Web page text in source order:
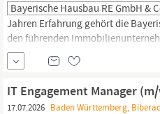
Bayerische Hausbau RE GmbH &
Jahren Erfahrung gehört die
den führenden
verbinden wertorientierte
Asset Management unseres
von mehr als
eine
IT Engagement Manager
17.07.2026 Baden Württemberg,